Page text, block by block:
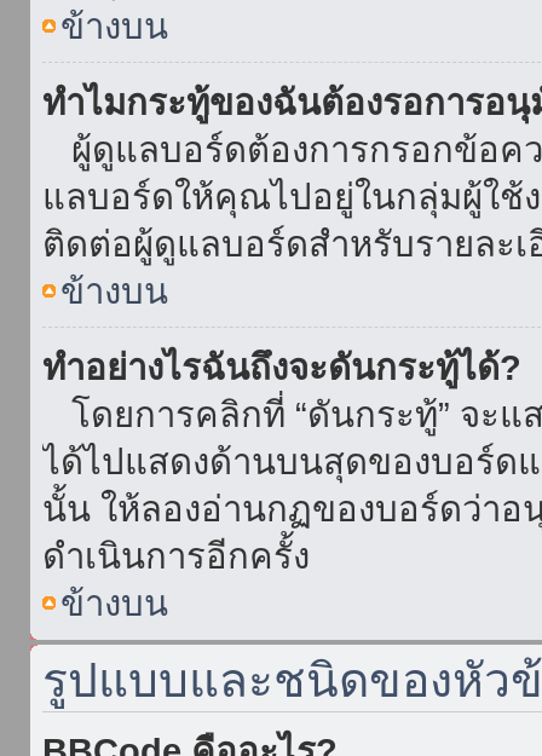
ข้างบน
ทำไมกระทู้ของฉันต้องรอการอนุ
ผู้ดูแลบอร์ดต้องการกรอกข้อค
แลบอร์ดให้คุณไปอยู่ในกลุ่มผู้ใช้
ติดต่อผู้ดูแลบอร์ดสำหรับรายละเ
ข้างบน
ทำอย่างไรฉันถึงจะดันกระทู้ได้?
โดยการคลิกที่ “ดันกระทู้” จะ
ได้ไปแสดงด้านบนสุดของบอร์ด
นั้น ให้ลองอ่านกฏของบอร์ดว่า
ดำเนินการอีกครั้ง
ข้างบน
รูปแบบและชนิดของหัว